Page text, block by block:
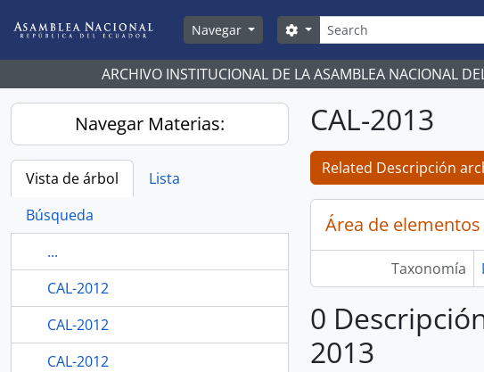
Navegar
Búsqueda
Search options
ARCHIVO INSTITUCIONAL DE LA ASAMBLEA NACIONAL
Navegar Materias:
Vista de árbol
Lista
Búsqueda
...
CAL-2012
CAL-2012
CAL-2012
CAL-2013
Related Descripción
Área de elementos
Taxonomía
0
2013